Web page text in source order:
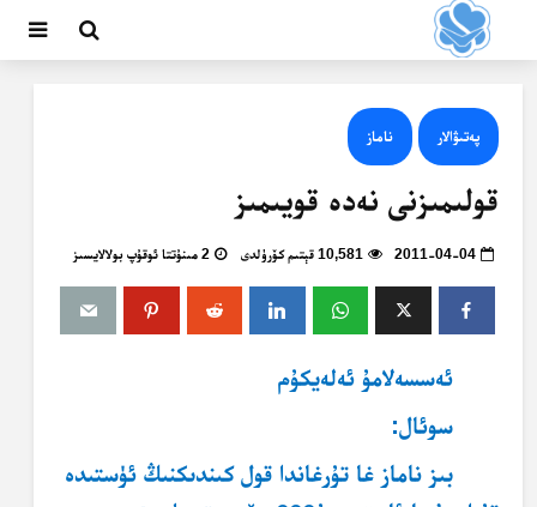
پەتىۋالار ناماز
قولىمىزنى نەدە قويىمىز
2011-04-04 10,581 قېتىم كۆرۈلدى 2 مىنۇتتا ئوقۇپ بولالايسىز
ئەسسەلامۇ ئەلەيكۇم
سوئال:
بىز ناماز غا تۇرغاندا قول كىندىكنىڭ ئۈستىدە